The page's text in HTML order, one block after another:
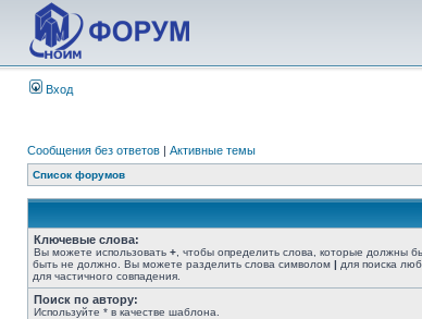
Вход
Сообщения без ответов | Активные темы
Список форумов
Ключевые слова:
Вы можете использовать + , чтобы определить слова, которые должны
быть не должно. Вы можете разделить слова символом | для поиска
для частичного совпадения.
Поиск по автору:
Используйте * в качестве шаблона.